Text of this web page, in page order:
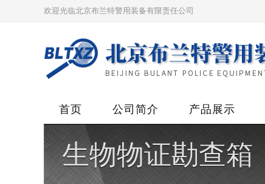
欢迎光临北京布兰特警用装备有限责任公司
首页 公司简介 产品展示
生物物证勘查箱